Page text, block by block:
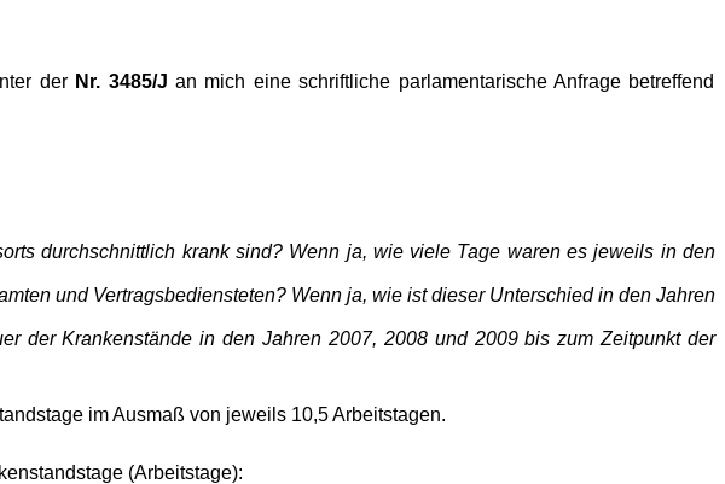
der Nr. 3485/J an mich eine schriftliche parlamentarische An­frage betreffend
durchschnittlich krank sind? Wenn ja, wie viele Tage waren es jeweils in den
und Vertragsbediensteten? Wenn ja, wie ist dieser Un­terschied in den Jahren
der Krankenstände in den Jahren 2007, 2008 und 2009 bis zum Zeitpunkt der
im Ausmaß von jeweils 10,5 Arbeitstagen.
(Arbeitstage):